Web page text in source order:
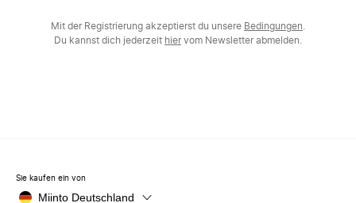
Mit der Registrierung akzeptierst du unsere Bedingungen
Du kannst dich jederzeit hiervom Newsletter abmelden.
Sie kaufen ein von
Miinto Deutschland